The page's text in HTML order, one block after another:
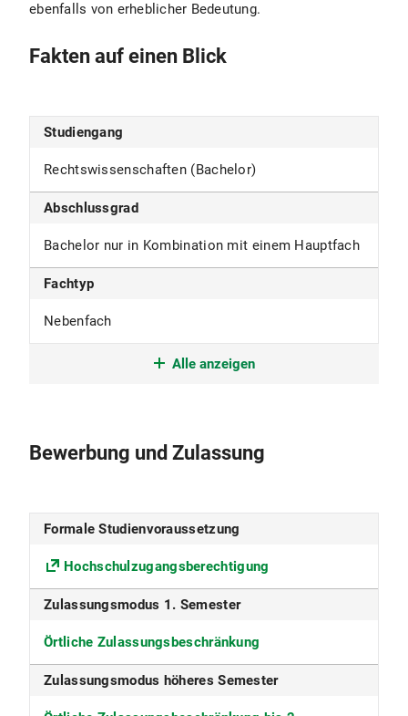
ebenfalls von erheblicher Bedeutung.
Fakten auf einen Blick
Studiengang
Rechtswissenschaften (Bachelor)
Abschlussgrad
Bachelor nur in Kombination mit einem Hauptfach
Fachtyp
Nebenfach
Studienbeginn
Studiensprache
Deutsch
Fakultät
Juristische Fakultät
Fächergruppe
Alle anzeigen
Bewerbung und Zulassung
Formale Studienvoraussetzung
Hochschulzugangsberechtigung
Zulassungsmodus 1. Semester
Örtliche Zulassungsbeschränkung
Zulassungsmodus höheres Semester